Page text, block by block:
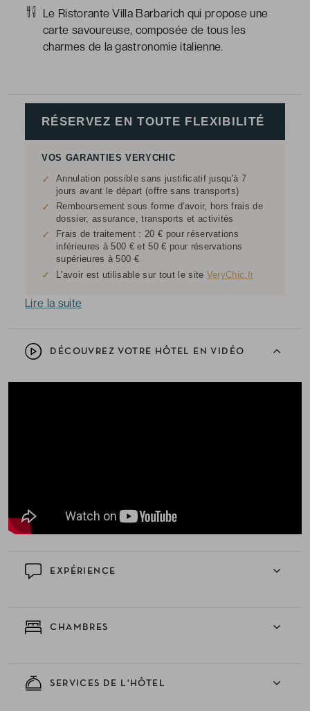
Le Ristorante Villa Barbarich qui propose une
carte savoureuse, composée de tous les
charmes de la gastronomie italienne.
DÉCOUVREZ VOTRE HÔTEL EN VIDÉO
EXPÉRIENCE
CHAMBRES
SERVICES DE L'HÔTEL
RÉSERVEZ EN TOUTE FLEXIBILITÉ
VOS GARANTIES VERYCHIC
✓
Annulation possible sans justificatif jusqu'à 7
jours avant le départ (offre sans transports)
✓
Remboursement sous forme d'avoir, hors frais de
dossier, assurance, transports et activités
✓
Frais de traitement : 20 € pour réservations
inférieures à 500 € et 50 € pour réservations
supérieures à 500 €
✓ L'avoir est utilisable sur tout le site VeryChic.fr
Lire la suite